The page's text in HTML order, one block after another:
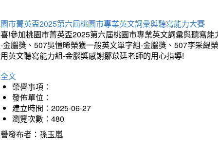
市菁英盃2025第六屆桃園市專業英文詞彙與聽寫能力大賽
!參加桃園市菁英盃2025第六屆桃園市專業英文詞彙與聽寫
金腦獎、507吳愷晞榮獲一般英文單字組-金腦獎、507李采緹
英文聽寫能力組-金腦獎感謝鄒苡廷老師的用心指導!
文
榮譽事項：
發佈單位：
建立時間：2025-06-27
瀏覽次數：480
發布者：孫玉嵐